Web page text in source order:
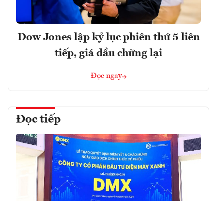
Dow Jones lập kỷ lục phiên thứ 5 liên
tiếp, giá dầu chững lại
Đọc ngay
Đọc tiếp